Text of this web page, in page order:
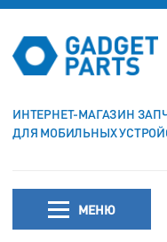
ИНТЕРНЕТ-МАГАЗИН
ДЛЯ МОБИЛЬНЫХ
МЕНЮ